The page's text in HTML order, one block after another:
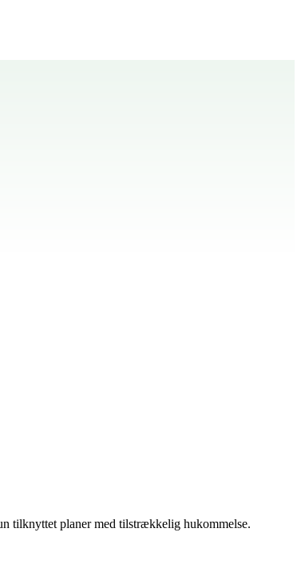
tilknyttet planer med tilstrækkelig hukommelse.